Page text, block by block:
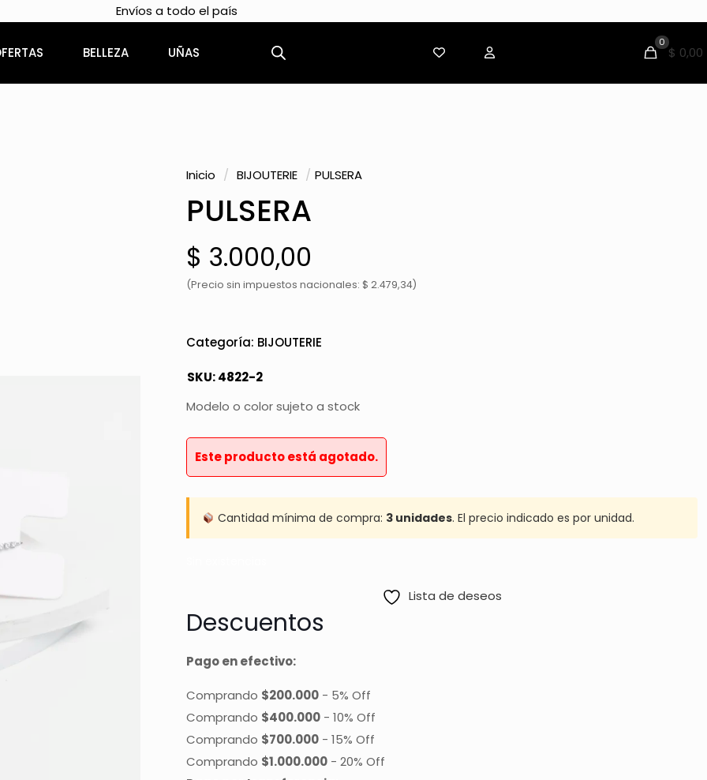
Envíos a todo el país
BELLEZA UÑAS
0
$ 0,00
Inicio / BIJOUTERIE / PULSERA
PULSERA
$ 3.000,00
(Precio sin impuestos nacionales: $ 2.479,34)
Categoría: BIJOUTERIE
SKU:4822-2
Modelo o color sujeto a stock
Este producto está agotado.
Cantidad mínima de compra: 3 unidades. El precio indicado es por unidad.
Lista de deseos
Descuentos
Pago en efectivo:
Comprando $200.000 - 5% Off
Comprando $400.000 - 10% Off
Comprando $700.000 - 15% Off
Comprando $1.000.000 - 20% Off